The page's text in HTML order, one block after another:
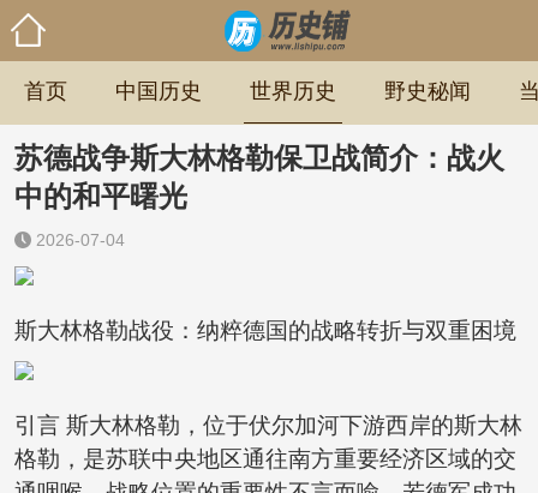
首页 中国历史 世界历史 野史秘闻
苏德战争斯大林格勒保卫战简介：战火
中的和平曙光
2026-07-04
斯大林格勒战役：纳粹德国的战略转折与双重困境
引言 斯大林格勒，位于伏尔加河下游西岸的斯大林
格勒，是苏联中央地区通往南方重要经济区域的交